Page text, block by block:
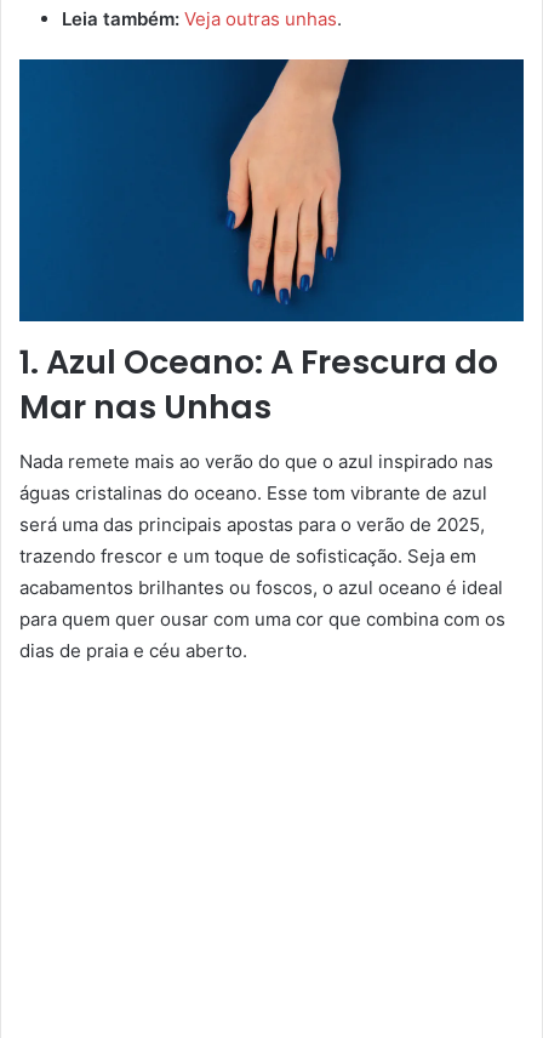
Leia também: Veja outras unhas.
1. Azul Oceano: A Frescura do
Mar nas Unhas
Nada remete mais ao verão do que o azul inspirado nas
águas cristalinas do oceano. Esse tom vibrante de azul
será uma das principais apostas para o verão de 2025,
trazendo frescor e um toque de sofisticação. Seja em
acabamentos brilhantes ou foscos, o azul oceano é ideal
para quem quer ousar com uma cor que combina com os
dias de praia e céu aberto.